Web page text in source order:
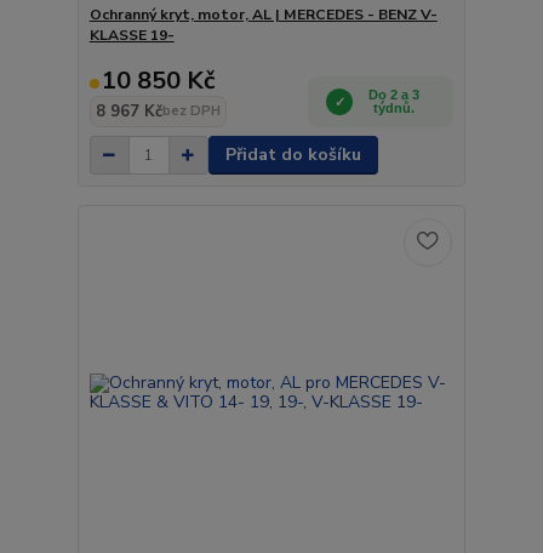
Ochranný kryt, motor, AL | MERCEDES - BENZ V-
KLASSE 19-
10 850 Kč
8 967 Kčbez DPH
Do 2 a 3
týdnů.
Přidat do košíku